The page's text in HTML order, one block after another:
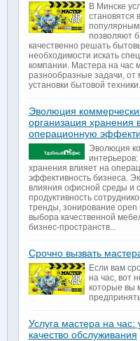
В Минске
становятся
позволяют
качественно решать
необходимости искать
компании. Мастера на час
разнообразные задачи, от
установки бытовой техники...
Эволюция
организация хранения
операционную
Эволюция
интерьеров:
хранения влияет на
эффективность бизнеса.
влияния офисной среды и
продуктивность
тренды, зонирование open
выбора качественной
бизнес-пространств...
Срочно вызвать
Если вам
на час, вот
которые вы
Услуга мастера на час:
качество обслуживания